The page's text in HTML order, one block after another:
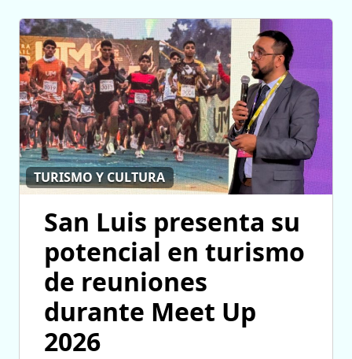
TURISMO Y CULTURA
San Luis presenta su
potencial en turismo
de reuniones
durante Meet Up
2026